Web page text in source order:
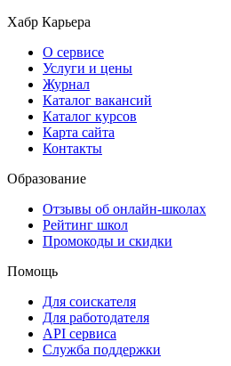
Хабр Карьера
О сервисе
Услуги и цены
Журнал
Каталог вакансий
Каталог курсов
Карта сайта
Контакты
Образование
Отзывы об онлайн-школах
Рейтинг школ
Промокоды и скидки
Помощь
Для соискателя
Для работодателя
API сервиса
Служба поддержки